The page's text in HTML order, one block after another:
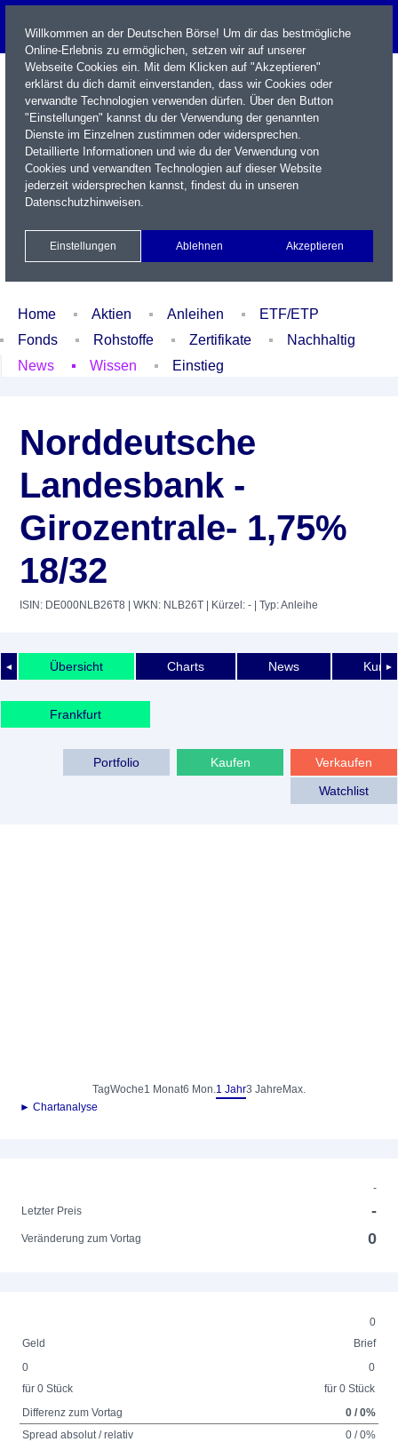
Name / WKN / ISIN / Kürzel
Xetra Realtime
Watchlist Portfolio Login
Home Aktien Anleihen
ETF/ETP
Fonds
Rohstoffe Zertifikate
Nachhaltig
News
Wissen Einstieg
Norddeutsche
Landesbank -
Girozentrale- 1,75%
18/32
ISIN: DE000NLB26T8 | WKN: NLB26T | Kürzel: - | Typ: Anleihe
◄ ►
Übersicht Charts News
Frankfurt
Verkaufen
Kaufen
Portfolio
Watchlist
TagWoche1 Monat6 Mon.1 Jahr3 Jahre Max.
► Chartanalyse
-
Letzter Preis
-
Veränderung zum Vortag 0
0
Geld
Brief
0
für 0 Stück
0
für 0 Stück
Differenz zum Vortag
0 / 0%
Spread absolut / relativ
0 / 0%
Willkommen an der Deutschen Börse! Um dir das bestmögliche
Online-Erlebnis zu ermöglichen, setzen wir auf unserer
Webseite Cookies ein. Mit dem Klicken auf "Akzeptieren"
erklärst du dich damit einverstanden, dass wir Cookies oder
verwandte Technologien verwenden dürfen. Über den Button
"Einstellungen" kannst du der Verwendung der genannten
Dienste im Einzelnen zustimmen oder widersprechen.
Detaillierte Informationen und wie du der Verwendung von
Cookies und verwandten Technologien auf dieser Website
jederzeit widersprechen kannst, findest du in unseren
Datenschutzhinweisen.
Einstellungen Ablehnen Akzeptieren